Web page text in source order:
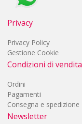
Privacy
Privacy Policy
Gestione Cookie
Condizioni di vendita
Ordini
Pagamenti
Consegna e spedizione
Newsletter